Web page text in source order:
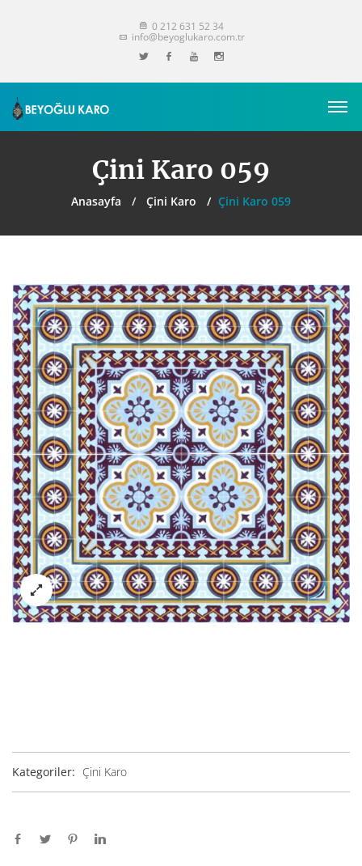
0 212 631 52 34
info@beyoglukaro.com.tr
Çini Karo 059
Anasayfa Çini Karo Çini Karo 059
Kategoriler: Çini Karo